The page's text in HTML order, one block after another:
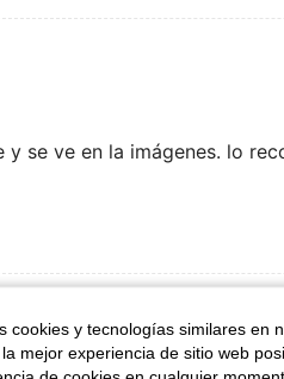
se ve en la imágenes. lo
cookies y tecnologías similares en
mejor experiencia de sitio web